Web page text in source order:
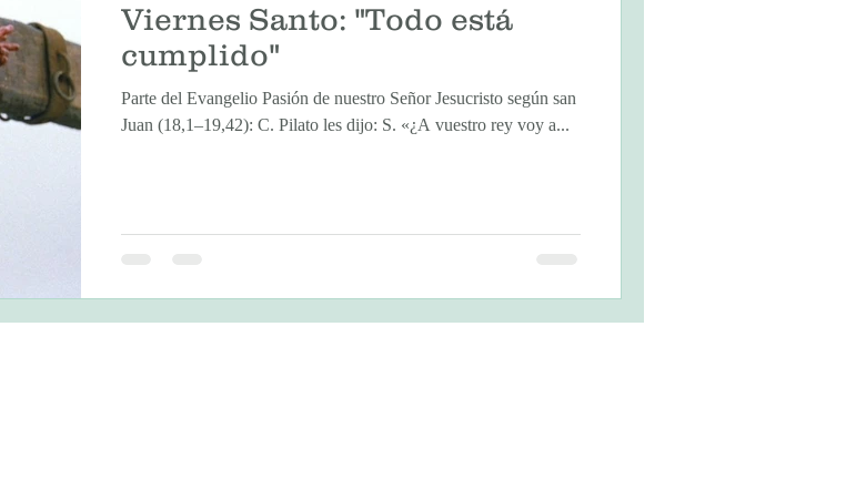
Domingo de Resurrección
Viernes Santo: "Todo está
cumplido"
Parte del Evangelio Pasión de nuestro Señor Jesucristo según san
Juan (18,1–19,42): C. Pilato les dijo: S. «¿A vuestro rey voy a...